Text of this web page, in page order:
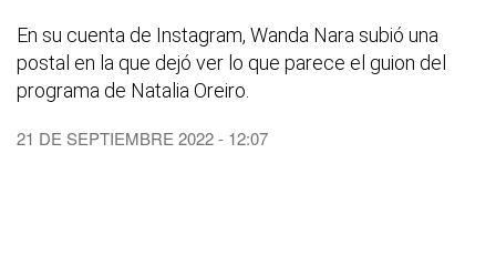
En su cuenta de Instagram, Wanda Nara subió una
postal en la que dejó ver lo que parece el guion del
programa de Natalia Oreiro.
21 DE SEPTIEMBRE 2022 - 12:07